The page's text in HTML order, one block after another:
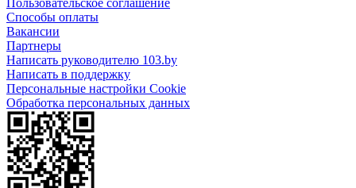
Способы оплаты
Вакансии
Партнеры
Написать руководителю 103.by
Написать в поддержку
Персональные настройки Cookie
Обработка персональных данных